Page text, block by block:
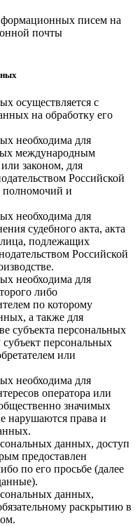
писем на
почты
осуществляется с
на обработку его
необходима для
международным
законом, для
Российской
полномочий и
необходима для
судебного акта, акта
лица, подлежащих
Российской
необходима для
либо
по которому
а также для
субъекта персональных
персональных
или
необходима для
оператора или
значимых
нарушаются права и
данных, доступ
предоставлен
по его просьбе (далее
данных,
раскрытию в